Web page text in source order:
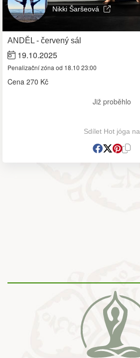
Nikki Šaršeová
ANDĚL - červený sál
19.10.2025
Penalizační zóna od 18.10 23:00
Cena 270 Kč
Již proběhlo
Sdílet Hot jóga na